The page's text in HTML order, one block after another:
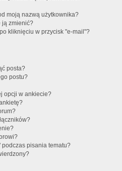
moją nazwą użytkownika?
ją zmienić?
kliknięciu w przycisk "e-mail"?
posta?
postu?
opcji w ankiecie?
podczas pisania tematu?